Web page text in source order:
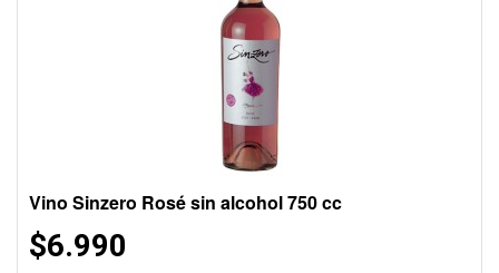
Vino Sinzero Rosé sin alcohol 750 cc
$6.990